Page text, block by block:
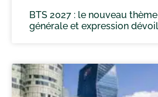
BTS 2027 : le nouveau
générale et expression